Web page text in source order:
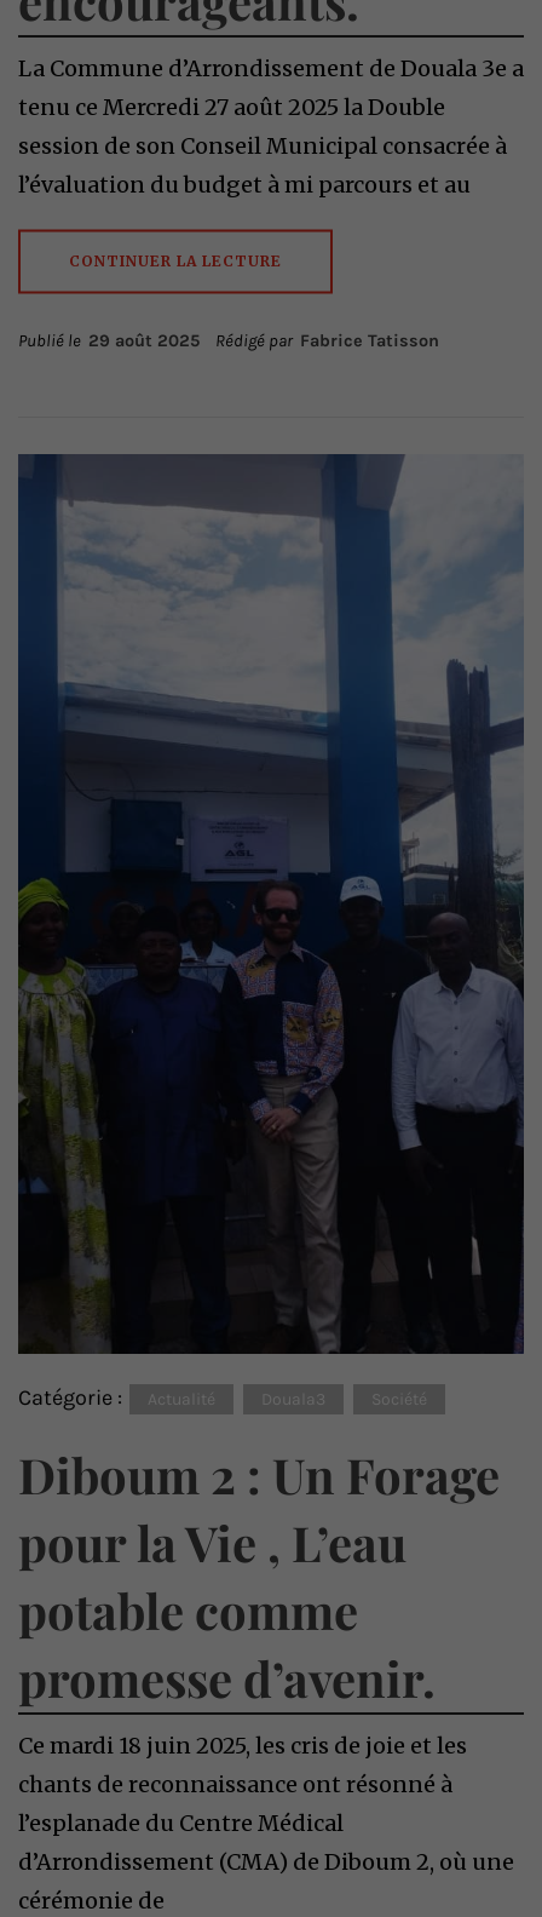
La Commune d’Arrondissement de Douala 3e a
tenu ce Mercredi 27 août 2025 la Double
session de son Conseil Municipal consacrée à
l’évaluation du budget à mi parcours et au
CONTINUER LA LECTURE
Publié le 29 août 2025 Rédigé par Fabrice Tatisson
Catégorie : Actualité Douala3 Société
Diboum 2 : Un Forage
pour la Vie , L’eau
potable comme
promesse d’avenir.
Ce mardi 18 juin 2025, les cris de joie et les
chants de reconnaissance ont résonné à
l’esplanade du Centre Médical
d’Arrondissement (CMA) de Diboum 2, où une
cérémonie de